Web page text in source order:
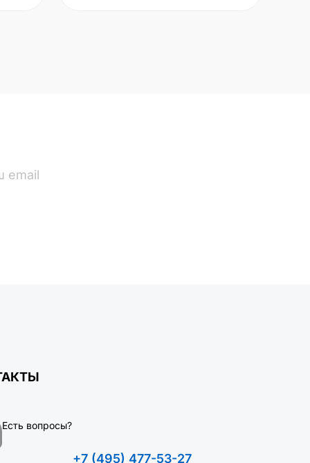
Есть вопросы?
+7 (495) 477-53-27